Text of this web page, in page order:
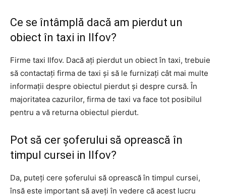
Ce se întâmplă dacă am pierdut un
obiect în taxi in Ilfov?
Firme taxi Ilfov. Dacă ați pierdut un obiect în taxi, trebuie
să contactați firma de taxi și să le furnizați cât mai multe
informații despre obiectul pierdut și despre cursă. În
majoritatea cazurilor, firma de taxi va face tot posibilul
pentru a vă returna obiectul pierdut.
Pot să cer șoferului să oprească în
timpul cursei in Ilfov?
Da, puteți cere șoferului să oprească în timpul cursei,
însă este important să aveți în vedere că acest lucru